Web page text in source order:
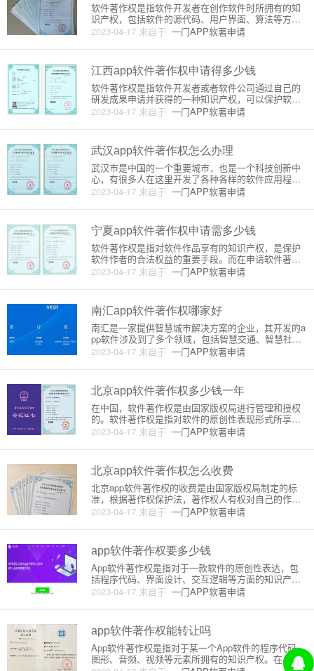
2023-04-17 来自于 一门APP软著申请
软件著作权是指软件开发者在创作软件时所拥有的知
识产权，包括软件的源代码、用户界面、算法等方面
的知识产权。软件著作权是一种保护软件开发者的权
一种权利，可以通过软件著作
江西app软件著作权申请得多少钱
2023-04-17 来自于 一门APP软著申请
软件著作权是指软件开发者或者软件公司通过自己的
研发成果申请并获得的一种知识产权，可以保护软件
的版权和知识产权。江西省的软件著作权申请费用是
件著作权申请费用标准江西省
武汉app软件著作权怎么办理
2023-04-17 来自于 一门APP软著申请
武汉市是中国的一个重要城市，也是一个科技创新中
心，有很多人在这里开发了各种各样的软件应用程
序。如果你是一位武汉的开发者，你可能会想要了解
什么是软件著作权？软件著
宁夏app软件著作权申请需多少钱
2023-04-17 来自于 一门APP软著申请
软件著作权是指对软件作品享有的知识产权，是保护
软件作者的合法权益的重要手段。而在申请软件著作
权时，需要支付一定的费用。宁夏app软件著作权申请
用，主要包括申请费和登
南汇app软件著作权哪家好
2023-04-17 来自于 一门APP软著申请
南汇是一家提供智慧城市解决方案的企业，其开发的a
pp软件涉及到了多个领域，包括智慧交通、智慧社
区、智慧医疗等。由于其软件涉及到了多个领域，因
下几个方面：1. 企业的
北京app软件著作权多少钱一年
2023-04-17 来自于 一门APP软著申请
在中国，软件著作权是由国家版权局进行管理和授权
的。软件著作权是指对软件的原创性表现形式所享有
的权利。在获得软件著作权之后，著作权人可以通过
是中国的科技中心之一。许多
北京app软件著作权怎么收费
2023-04-17 来自于 一门APP软著申请
北京app软件著作权的收费是由国家版权局制定的标
准，根据著作权保护法，著作权人有权对自己的作品
进行复制、发行、出租、展览、表演、放映、广播、
介绍。1.收费标准根
app软件著作权要多少钱
2023-04-17 来自于 一门APP软著申请
App软件著作权是指对于一款软件的原创性表达，包
括程序代码、界面设计、交互逻辑等方面的知识产权
保护。在中国，著作权登记是指向国家知识产权局提
详细介绍一下。一、著作权
app软件著作权能转让吗
App软件著作权是指对于某一个App软件的程序代码、
图形、音频、视频等元素所拥有的知识产权。在App